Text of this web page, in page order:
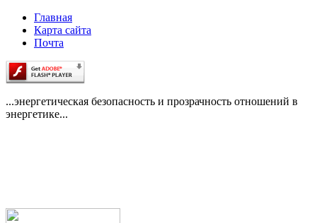
Главная
Карта сайта
Почта
...энергетическая безопасность и прозрачность отношений в
энергетике...